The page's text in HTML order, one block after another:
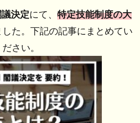
決定にて、 特定技能制度の大
した。下記の記事にまとめてい
さい。